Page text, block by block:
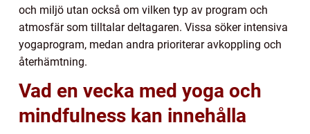
och miljö utan också om vilken typ av program och
atmosfär som tilltalar deltagaren. Vissa söker intensiva
yogaprogram, medan andra prioriterar avkoppling och
återhämtning.
Vad en vecka med yoga och
mindfulness kan innehålla